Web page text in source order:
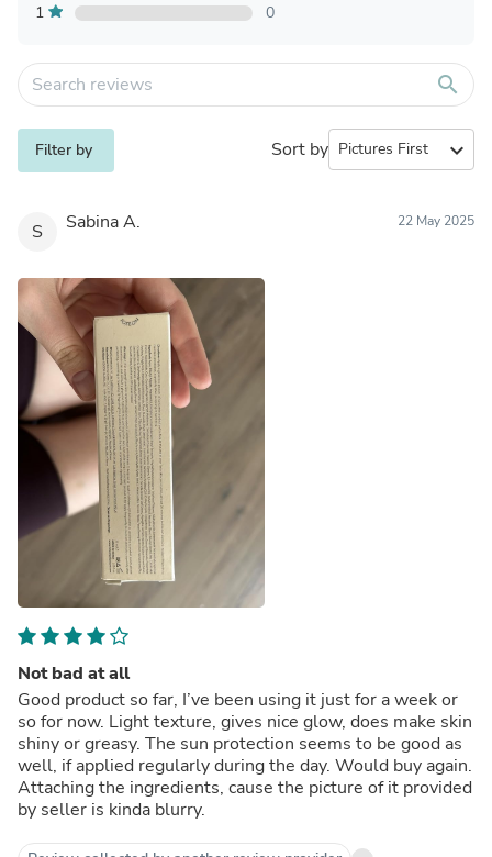
1
0
search
Filter by Sort by expand_more
S Sabina A. 22 May 2025
Not bad at all
Good product so far, I’ve been using it just for a week or
so for now. Light texture, gives nice glow, does make skin
shiny or greasy. The sun protection seems to be good as
well, if applied regularly during the day. Would buy again.
Attaching the ingredients, cause the picture of it provided
by seller is kinda blurry.